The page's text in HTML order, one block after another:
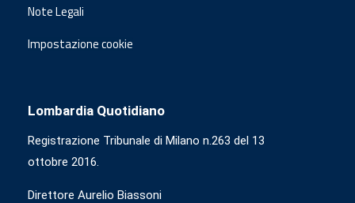
Note Legali
Impostazione cookie
Lombardia Quotidiano
Registrazione Tribunale di Milano n.263 del 13
ottobre 2016.
Direttore Aurelio Biassoni